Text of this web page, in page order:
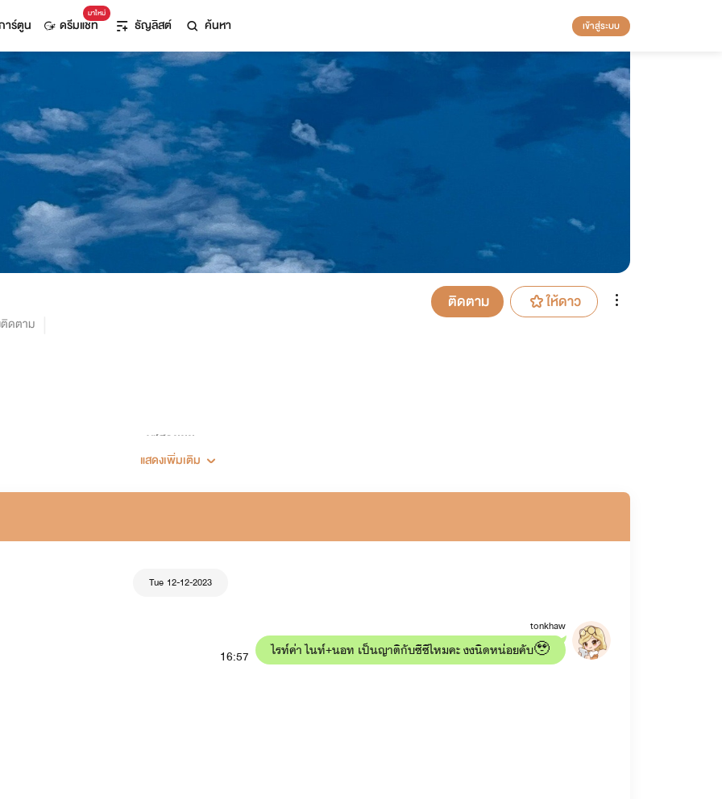
าร์ตูน
มาใหม่
ดรีมแชท ธัญลิสต์ ค้นหา เข้าสู่ระบบ
ดตาม
ติดตาม ให้ดาว
เซฮายยย...
🖋🍀แต่งนิยายครั้งแรก 28 พฤศจิกายน 2562🍀
แสดงเพิ่มเติม
Tue 12-12-2023
tonkhaw
16:57 ไรท์ค่า ไนท์+นอท เป็นญาติกับซีซีไหมคะ งงนิดหน่อยคับ🥹